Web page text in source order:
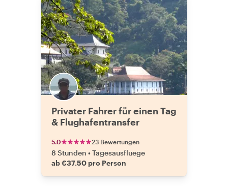
Privater Fahrer für einen Tag
& Flughafentransfer
5.0 23 Bewertungen
8 Stunden •Tagesausfluege
ab €37.50 pro Person